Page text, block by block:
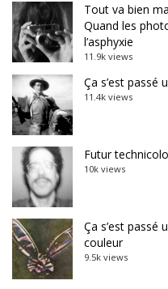
Tout va bien
Quand les
l’asphyxie
11.9k views
Ça s’est passé
11.4k views
Futur
10k views
Ça s’est passé
couleur
9.5k views